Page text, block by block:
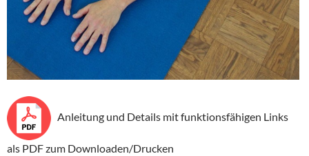
Anleitung und Details mit funktionsfähigen Links
als PDF zum Downloaden/Drucken